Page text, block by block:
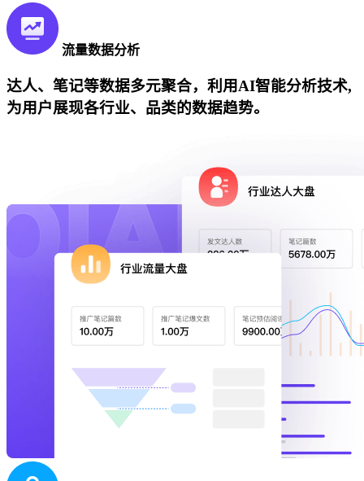
流量数据分析
达人、笔记等数据多元聚合，利用AI智能分析技术,
为用户展现各行业、品类的数据趋势。